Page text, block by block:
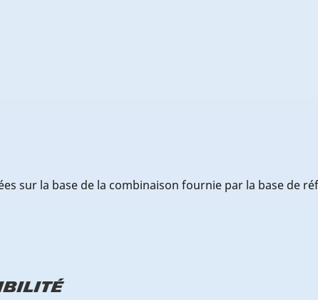
sur la base de la combinaison fournie par la base de